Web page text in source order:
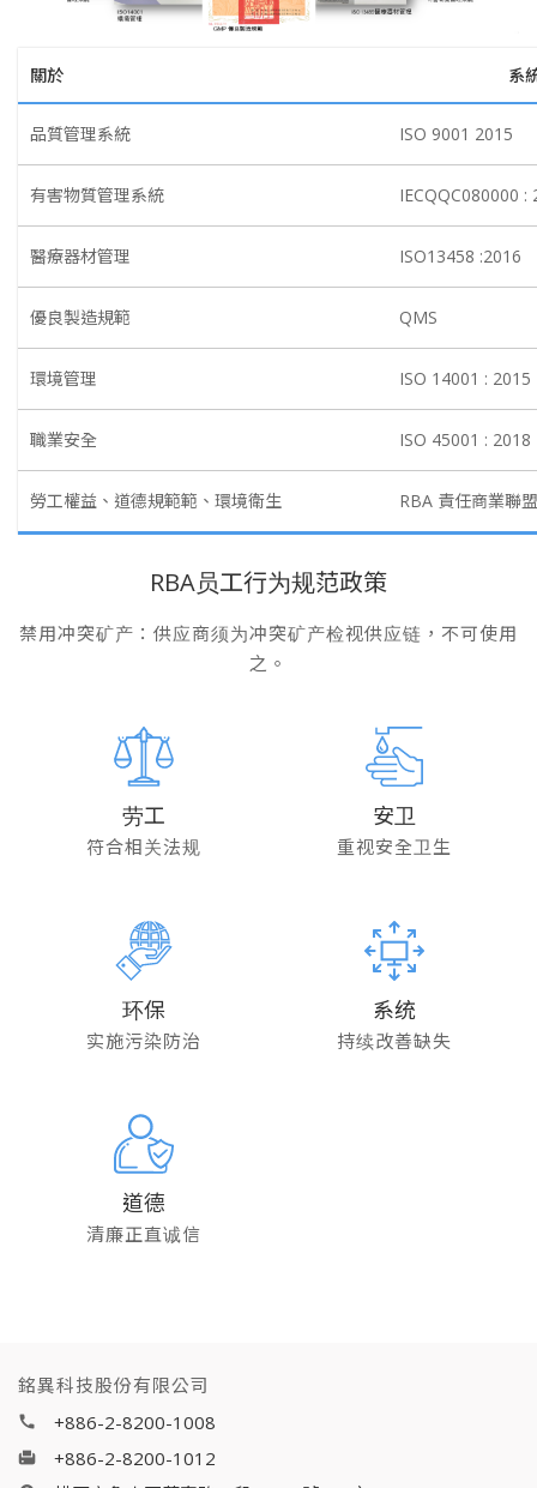
關於 系
品質管理系統 ISO 9001 2015
有害物質管理系統 IECQQC080000 :
醫療器材管理 ISO13458 :2016
優良製造規範 QMS
環境管理 ISO 14001 : 2015
職業安全 ISO 45001 : 2018
勞工權益、道德規範範、環境衛生 RBA 責任商業聯
RBA员工行为规范政策
禁用冲突矿产：供应商须为冲突矿产检视供应链，不可使用
之。
劳工
符合相关法规
安卫
重视安全卫生
环保
实施污染防治
系统
持续改善缺失
道德
清廉正直诚信
銘異科技股份有限公司
+886-2-8200-1008
+886-2-8200-1012